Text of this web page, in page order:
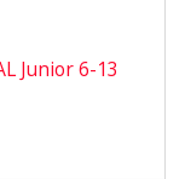
Junior 6-13